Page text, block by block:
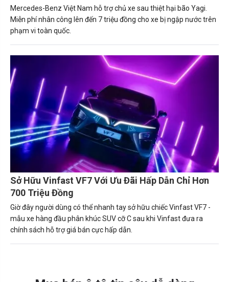
Mercedes-Benz Việt Nam hỗ trợ chủ xe sau thiệt hại bão Yagi.
Miễn phí nhân công lên đến 7 triệu đồng cho xe bị ngập nước trên
phạm vi toàn quốc.
Sở Hữu Vinfast VF7 Với Ưu Đãi Hấp Dẫn Chỉ Hơn
700 Triệu Đồng
Giờ đây người dùng có thể nhanh tay sở hữu chiếc Vinfast VF7 -
mẫu xe hàng đầu phân khúc SUV cỡ C sau khi Vinfast đưa ra
chính sách hỗ trợ giá bán cực hấp dẫn.